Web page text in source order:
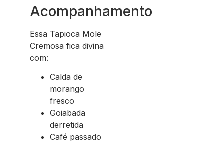
Acompanhamento
Essa Tapioca Mole
Cremosa fica divina
com:
Calda de
morango
fresco
Goiabada
derretida
Café passado